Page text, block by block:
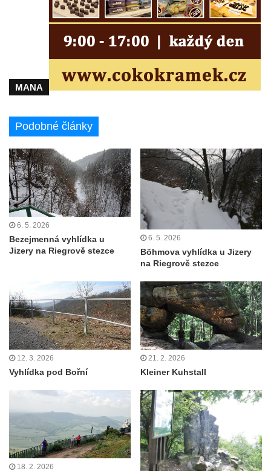
MANA
Podobné články
6. 5. 2026
Bezejmenná vyhlídka u
Jizery na Riegrově stezce
6. 5. 2026
Böhmova vyhlídka u Jizery
na Riegrově stezce
12. 3. 2026
Vyhlídka pod Bořní
21. 2. 2026
Kleiner Kuhstall
18. 2. 2026